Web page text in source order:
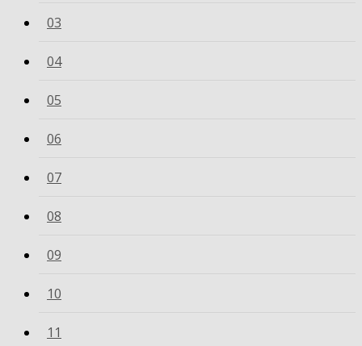
03
04
05
06
07
08
09
10
11